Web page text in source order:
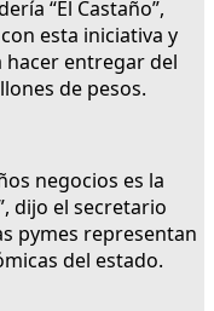
“El Castaño”,
esta iniciativa y
hacer entregar del
de pesos.
negocios es la
dijo el secretario
pymes representan
del estado.